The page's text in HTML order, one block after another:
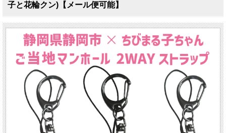
子と花輪クン)【メール便可能】